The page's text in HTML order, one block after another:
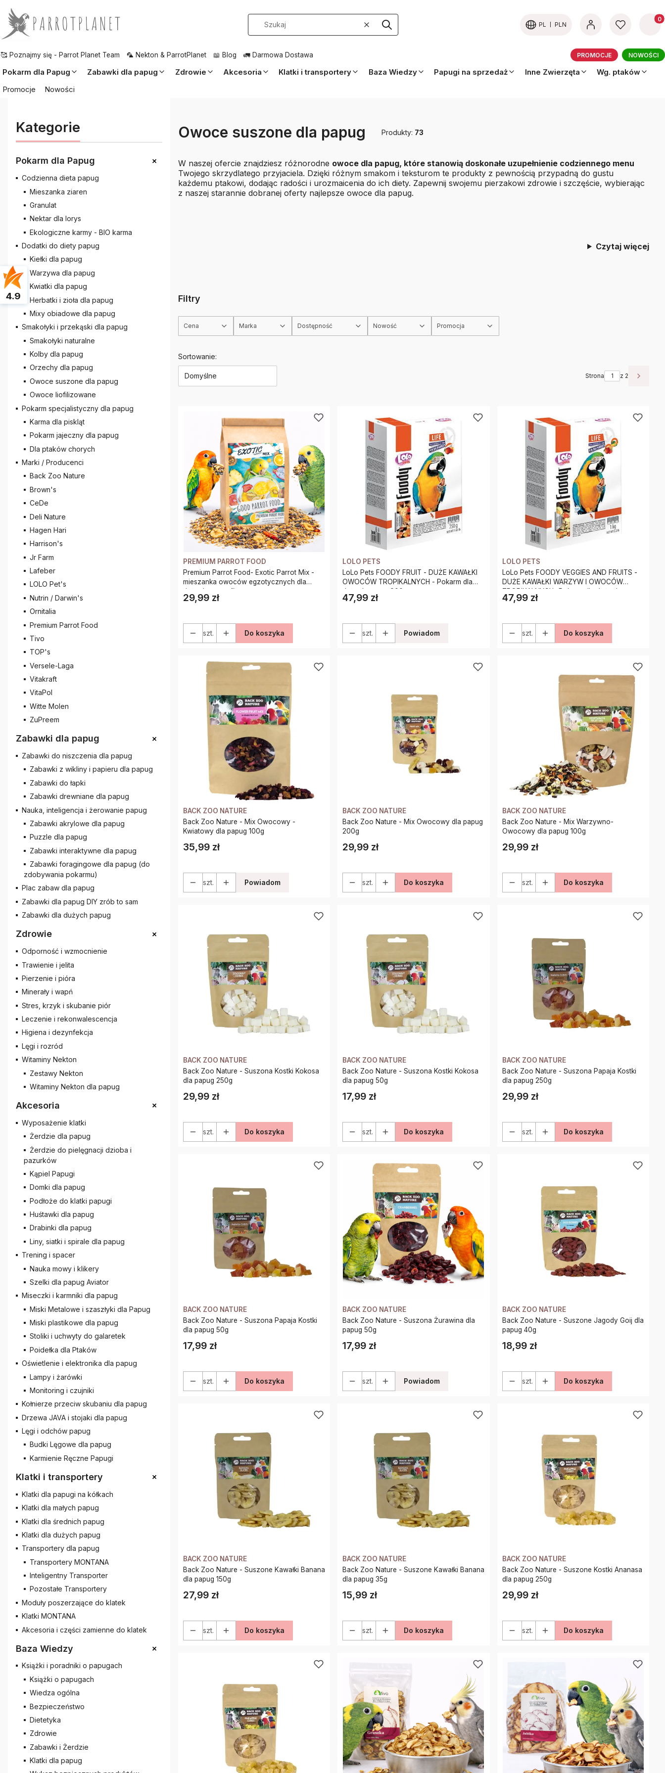
WyczyśćSzukaj PL PLN
🥰 Poznajmy się - Parrot Planet Team 🦜 Nekton & ParrotPlanet 📖 Blog 🚛 Darmowa Dostawa PROMOCJE NOWOŚCI
Pokarm dla Papug Zabawki dla papug Zdrowie Akcesoria Klatki i transportery Baza Wiedzy Papugi na sprzedaż Inne Zwierzęta
Wg. ptaków
Promocje
Nowości
Kategorie
Pokarm dla Papug +
Codzienna dieta papug
Mieszanka ziaren
Granulat
Nektar dla lorys
Ekologiczne karmy - BIO karma
Dodatki do diety papug
Kiełki dla papug
Warzywa dla papug
Kwiatki dla papug
Herbatki i zioła dla papug
Mixy obiadowe dla papug
Smakołyki i przekąski dla papug
Smakołyki naturalne
Kolby dla papug
Orzechy dla papug
Owoce suszone dla papug
Owoce liofilizowane
Pokarm specjalistyczny dla papug
Karma dla piskląt
Pokarm jajeczny dla papug
Dla ptaków chorych
Marki / Producenci
Back Zoo Nature
Brown's
CeDe
Deli Nature
Hagen Hari
Harrison's
Jr Farm
Lafeber
LOLO Pet's
Nutrin / Darwin's
Ornitalia
Premium Parrot Food
Tivo
TOP's
Versele-Laga
Vitakraft
VitaPol
Witte Molen
ZuPreem
Zabawki dla papug +
Zabawki do niszczenia dla papug
Zabawki z wikliny i papieru dla papug
Zabawki do łapki
Zabawki drewniane dla papug
Nauka, inteligencja i żerowanie papug
Zabawki akrylowe dla papug
Puzzle dla papug
Zabawki interaktywne dla papug
Zabawki foragingowe dla papug (do
zdobywania pokarmu)
Plac zabaw dla papug
Zabawki dla papug DIY zrób to sam
Zabawki dla dużych papug
Zdrowie +
Odporność i wzmocnienie
Trawienie i jelita
Pierzenie i pióra
Minerały i wapń
Stres, krzyk i skubanie piór
Leczenie i rekonwalescencja
Higiena i dezynfekcja
Lęgi i rozród
Witaminy Nekton
Zestawy Nekton
Witaminy Nekton dla papug
Akcesoria +
Wyposażenie klatki
Żerdzie dla papug
Żerdzie do pielęgnacji dzioba i
pazurków
Kąpiel Papugi
Domki dla papug
Podłoże do klatki papugi
Huśtawki dla papug
Drabinki dla papug
Liny, siatki i spirale dla papug
Trening i spacer
Nauka mowy i klikery
Szelki dla papug Aviator
Miseczki i karmniki dla papug
Miski Metalowe i szaszłyki dla Papug
Miski plastikowe dla papug
Stoliki i uchwyty do galaretek
Poidełka dla Ptaków
Oświetlenie i elektronika dla papug
Lampy i żarówki
Monitoring i czujniki
Kołnierze przeciw skubaniu dla papug
Drzewa JAVA i stojaki dla papug
Lęgi i odchów papug
Budki Lęgowe dla papug
Karmienie Ręczne Papugi
Klatki i transportery +
Klatki dla papugi na kółkach
Klatki dla małych papug
Klatki dla średnich papug
Klatki dla dużych papug
Transportery dla papug
Transportery MONTANA
Inteligentny Transporter
Pozostałe Transportery
Moduły poszerzające do klatek
Klatki MONTANA
Akcesoria i części zamienne do klatek
Baza Wiedzy +
Książki i poradniki o papugach
Książki o papugach
Wiedza ogólna
Bezpieczeństwo
Dietetyka
Zdrowie
Zabawki i Żerdzie
Klatki dla papug
Owoce suszone dla papug Produkty: 73
W naszej ofercie znajdziesz różnorodne owoce dla papug, które stanowią doskonałe uzupełnienie codziennego menu
Twojego skrzydlatego przyjaciela. Dzięki różnym smakom i teksturom te produkty z pewnością przypadną do gustu
każdemu ptakowi, dodając radości i urozmaicenia do ich diety. Zapewnij swojemu pierzakowi zdrowie i szczęście, wybierając
z naszej starannie dobranej oferty najlepsze owoce dla papug.
Czytaj więcej
Filtry
Cena Marka Dostępność Nowość Promocja
Lista produktów
Sortowanie:
Domyślne Strona z 2
PREMIUM PARROT FOOD
Premium Parrot Food- Exotic Parrot Mix -
mieszanka owoców egzotycznych dla
dużych papug 1kg
Cena
29,99 zł
szt. Do koszyka
LOLO PETS
LoLo Pets FOODY FRUIT - DUŻE KAWAŁKI
OWOCÓW TROPIKALNYCH - Pokarm dla
dużych papug 900g
Cena
47,99 zł
szt. Powiadom
LOLO PETS
LoLo Pets FOODY VEGGIES AND FRUITS -
DUŻE KAWAŁKI WARZYW I OWOCÓW
TROPIKALNYCH- Pokarm dla dużych papug
900g
Cena
47,99 zł
szt. Do koszyka
BACK ZOO NATURE
Back Zoo Nature - Mix Owocowy -
Kwiatowy dla papug 100g
Cena
35,99 zł
szt. Powiadom
BACK ZOO NATURE
Back Zoo Nature - Mix Owocowy dla papug
200g
Cena
29,99 zł
szt. Do koszyka
BACK ZOO NATURE
Back Zoo Nature - Mix Warzywno-
Owocowy dla papug 100g
Cena
29,99 zł
szt. Do koszyka
BACK ZOO NATURE
Back Zoo Nature - Suszona Kostki Kokosa
dla papug 250g
Cena
29,99 zł
szt. Do koszyka
BACK ZOO NATURE
Back Zoo Nature - Suszona Kostki Kokosa
dla papug 50g
Cena
17,99 zł
szt. Do koszyka
BACK ZOO NATURE
Back Zoo Nature - Suszona Papaja Kostki
dla papug 250g
Cena
29,99 zł
szt. Do koszyka
BACK ZOO NATURE
Back Zoo Nature - Suszona Papaja Kostki
dla papug 50g
Cena
17,99 zł
szt. Do koszyka
BACK ZOO NATURE
Back Zoo Nature - Suszona Żurawina dla
papug 50g
Cena
17,99 zł
szt. Powiadom
BACK ZOO NATURE
Back Zoo Nature - Suszone Jagody Goij dla
papug 40g
Cena
18,99 zł
szt. Do koszyka
BACK ZOO NATURE
Back Zoo Nature - Suszone Kawałki Banana
dla papug 150g
Cena
27,99 zł
szt. Do koszyka
BACK ZOO NATURE
Back Zoo Nature - Suszone Kawałki Banana
dla papug 35g
Cena
15,99 zł
szt. Do koszyka
BACK ZOO NATURE
Back Zoo Nature - Suszone Kostki Ananasa
dla papug 250g
Cena
29,99 zł
szt. Do koszyka
4.9